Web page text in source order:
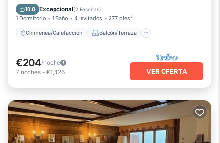
10.0 Excepcional(2 Reseñas)
1 Dormitorio 1 Baño 4 Invitados 377 pies²
Chimenea/Calefacción Balcón/Terraza
Cocina
Aparcamiento
€204/noche
7 noches - €1,426 VER OFERTA